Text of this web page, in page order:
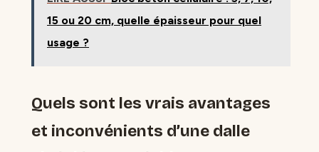
15 ou 20 cm, quelle épaisseur pour quel
usage ?
Quels sont les vrais avantages
et inconvénients d’une dalle